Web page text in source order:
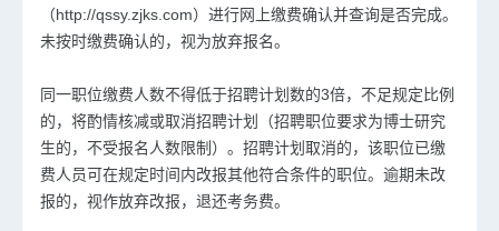
（http://qssy.zjks.com）进行网上缴费确认并查询是否完成。
未按时缴费确认的，视为放弃报名。
同一职位缴费人数不得低于招聘计划数的3倍，不足规定比例
的，将酌情核减或取消招聘计划（招聘职位要求为博士研究
生的，不受报名人数限制）。招聘计划取消的，该职位已缴
费人员可在规定时间内改报其他符合条件的职位。逾期未改
报的，视作放弃改报，退还考务费。